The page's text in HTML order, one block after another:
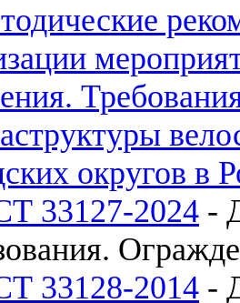
округов в
33127-2024 -
33128-2014 -